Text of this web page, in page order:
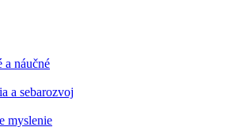
a náučné
a sebarozvoj
myslenie